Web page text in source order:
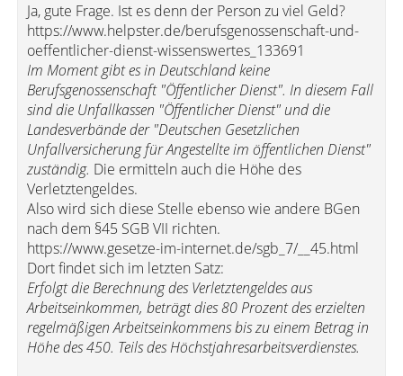
Ja, gute Frage. Ist es denn der Person zu viel Geld?
https://www.helpster.de/berufsgenossenschaft-und-
oeffentlicher-dienst-wissenswertes_133691
Im Moment gibt es in Deutschland keine
Berufsgenossenschaft "Öffentlicher Dienst". In diesem Fall
sind die Unfallkassen "Öffentlicher Dienst" und die
Landesverbände der "Deutschen Gesetzlichen
Unfallversicherung für Angestellte im öffentlichen Dienst"
zuständig. Die ermitteln auch die Höhe des
Verletztengeldes.
Also wird sich diese Stelle ebenso wie andere BGen
nach dem §45 SGB VII richten.
https://www.gesetze-im-internet.de/sgb_7/__45.html
Dort findet sich im letzten Satz:
Erfolgt die Berechnung des Verletztengeldes aus
Arbeitseinkommen, beträgt dies 80 Prozent des erzielten
regelmäßigen Arbeitseinkommens bis zu einem Betrag in
Höhe des 450. Teils des Höchstjahresarbeitsverdienstes.